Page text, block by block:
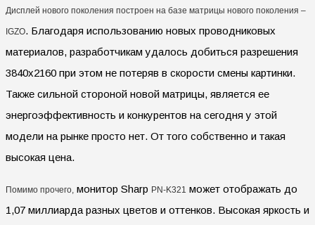
Дисплей нового поколения построен на базе матрицы нового поколения –
IGZO. Благодаря использованию новых проводниковых
материалов, разработчикам удалось добиться разрешения
3840х2160 при этом не потеряв в скорости смены картинки.
Также сильной стороной новой матрицы, является ее
энергоэффективность и конкурентов на сегодня у этой
модели на рынке просто нет. От того собственно и такая
высокая цена.
Помимо прочего, монитор Sharp PN-K321 может отображать до
1,07 миллиарда разных цветов и оттенков. Высокая яркость и